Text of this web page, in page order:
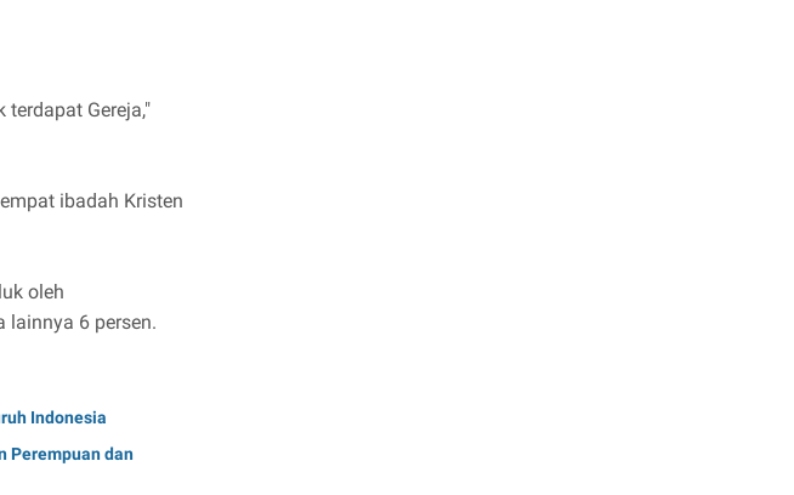
Gereja,"
ibadah Kristen
oleh
lainnya 6 persen.
Indonesia
Perempuan dan